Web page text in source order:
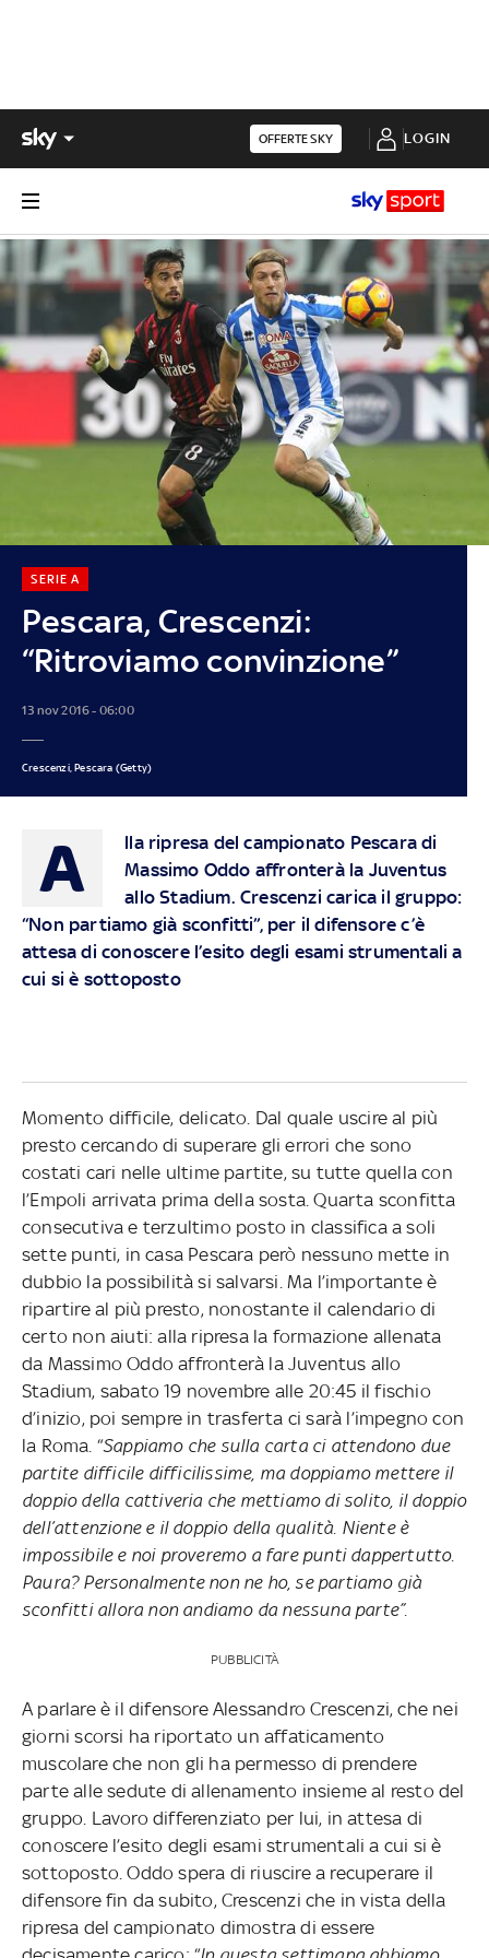
OFFERTE SKY LOGIN
Pescara, Crescenzi:
“Ritroviamo convinzione”
SERIE A
13 nov 2016 - 06:00
Crescenzi, Pescara (Getty)
A
lla ripresa del campionato Pescara di
Massimo Oddo affronterà la Juventus
allo Stadium. Crescenzi carica il gruppo:
“Non partiamo già sconfitti”, per il difensore c’è
attesa di conoscere l’esito degli esami strumentali a
cui si è sottoposto
Momento difficile, delicato. Dal quale uscire al più
presto cercando di superare gli errori che sono
costati cari nelle ultime partite, su tutte quella con
l’Empoli arrivata prima della sosta. Quarta sconfitta
consecutiva e terzultimo posto in classifica a soli
sette punti, in casa Pescara però nessuno mette in
dubbio la possibilità si salvarsi. Ma l’importante è
ripartire al più presto, nonostante il calendario di
certo non aiuti: alla ripresa la formazione allenata
da Massimo Oddo affronterà la Juventus allo
Stadium, sabato 19 novembre alle 20:45 il fischio
d’inizio, poi sempre in trasferta ci sarà l’impegno con
la Roma. “Sappiamo che sulla carta ci attendono due
partite difficile difficilissime, ma doppiamo mettere il
doppio della cattiveria che mettiamo di solito, il doppio
dell’attenzione e il doppio della qualità. Niente è
impossibile e noi proveremo a fare punti dappertutto.
Paura? Personalmente non ne ho, se partiamo già
sconfitti allora non andiamo da nessuna parte”.
PUBBLICITÀ
A parlare è il difensore Alessandro Crescenzi, che nei
giorni scorsi ha riportato un affaticamento
muscolare che non gli ha permesso di prendere
parte alle sedute di allenamento insieme al resto del
gruppo. Lavoro differenziato per lui, in attesa di
conoscere l’esito degli esami strumentali a cui si è
sottoposto. Oddo spera di riuscire a recuperare il
difensore fin da subito, Crescenzi che in vista della
ripresa del campionato dimostra di essere